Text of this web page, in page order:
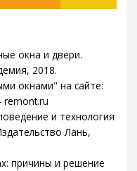
окна и двери.
2018.
окнами" на сайте:
remont.ru
и технология
Лань,
причины и решение